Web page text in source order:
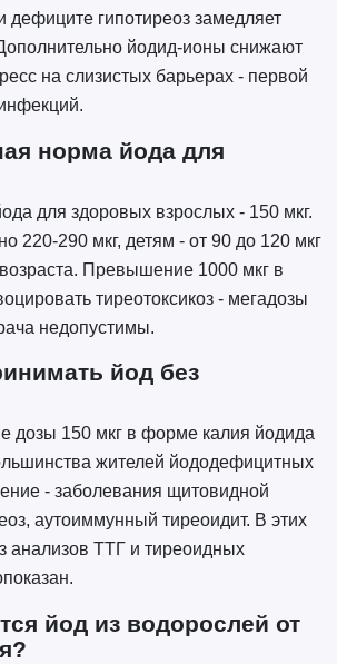
гипотиреоз замедляет
йодид-ионы снижают
на слизистых барьерах - первой
норма йода для
для здоровых взрослых - 150 мкг.
220-290 мкг, детям - от 90 до 120 мкг
Превышение 1000 мкг в
тиреотоксикоз - мегадозы
недопустимы.
йод без
дозы 150 мкг в форме калия йодида
жителей йододефицитных
- заболевания щитовидной
аутоиммунный тиреоидит. В этих
анализов ТТГ и тиреоидных
йод из водорослей от